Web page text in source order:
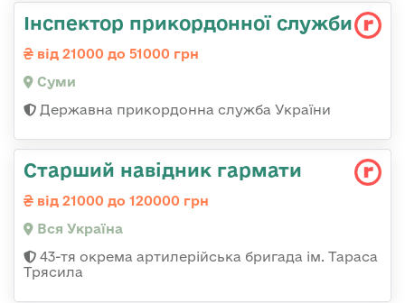
Інспектор прикордонної служби
від 21000 до 51000 грн
Суми
Державна прикордонна служба України
Старший навідник гармати
від 21000 до 120000 грн
Вся Україна
43-тя окрема артилерійська бригада ім. Тараса
Трясила